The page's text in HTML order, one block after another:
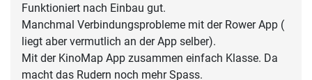
Funktioniert nach Einbau gut.
Manchmal Verbindungsprobleme mit der Rower App (
liegt aber vermutlich an der App selber).
Mit der KinoMap App zusammen einfach Klasse. Da
macht das Rudern noch mehr Spass.